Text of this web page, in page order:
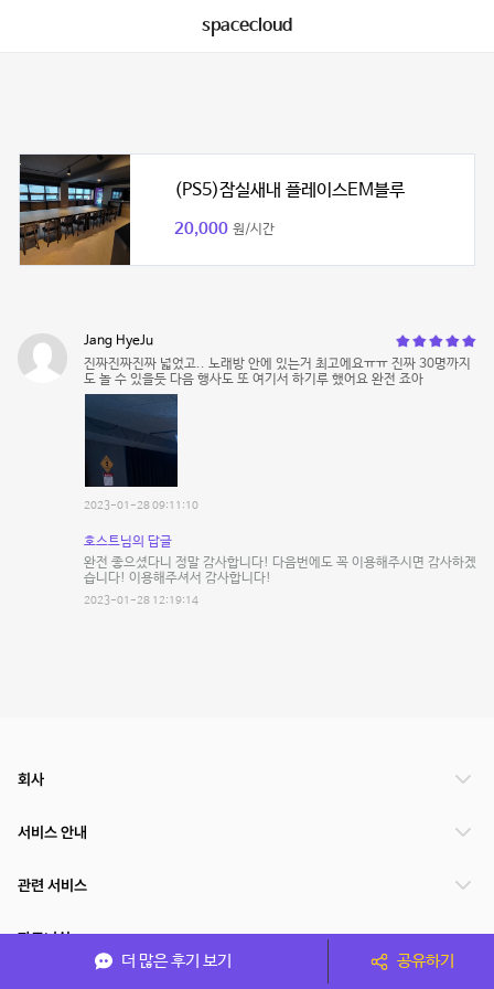
spacecloud
(PS5)잠실새내 플레이스EM블루
20,000 원/시간
Jang HyeJu
진짜진짜진짜 넓었고.. 노래방 안에 있는거 최고에요ㅠㅠ 진짜 30명까지
도 놀 수 있을듯 다음 행사도 또 여기서 하기루 했어요 완전 죠아
2023-01-28 09:11:10
호스트님의 답글
완전 좋으셨다니 정말 감사합니다! 다음번에도 꼭 이용해주시면 감사하겠
습니다! 이용해주셔서 감사합니다!
2023-01-28 12:19:14
더 많은 후기 보기 공유하기
회사
서비스 안내
관련 서비스
파트너쉽